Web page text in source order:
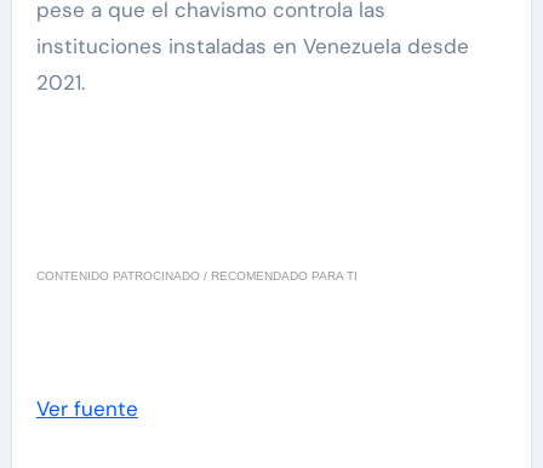
pese a que el chavismo controla las
instituciones instaladas en Venezuela desde
2021.
CONTENIDO PATROCINADO / RECOMENDADO PARA TI
Ver fuente